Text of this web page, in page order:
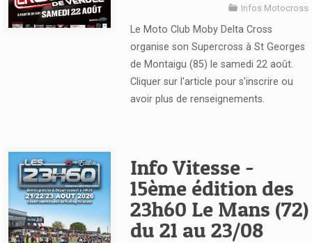
Infos Motocross
Le Moto Club Moby Delta Cross
organise son Supercross à St Georges
de Montaigu (85) le samedi 22 août.
Cliquer sur l'article pour s'inscrire ou
avoir plus de renseignements.
Info Vitesse -
15ème édition des
23h60 Le Mans (72)
du 21 au 23/08